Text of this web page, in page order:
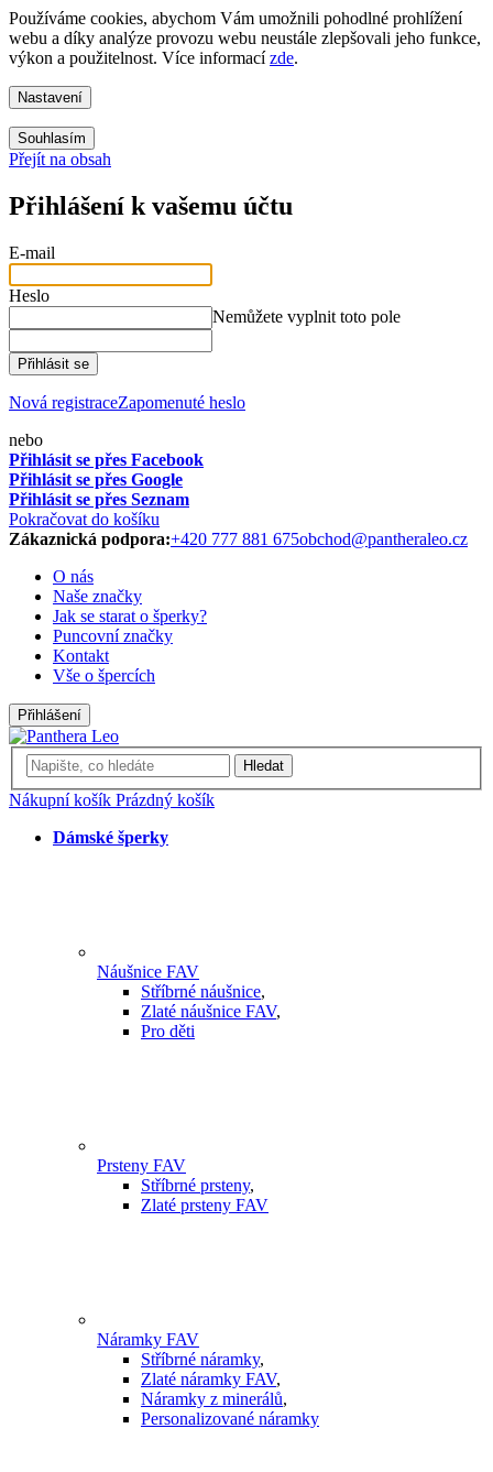
Používáme cookies, abychom Vám umožnili pohodlné prohlížení
webu a díky analýze provozu webu neustále zlepšovali jeho funkce,
výkon a použitelnost. Více informacízde.
Nastavení
Souhlasím
Přejít na obsah
Přihlášení k vašemu účtu
E-mail
Heslo
Nemůžete vyplnit toto pole
Přihlásit se
Nová registraceZapomenuté heslo
nebo
Přihlásit se přes Facebook
Přihlásit se přes Google
Přihlásit se přes Seznam
Pokračovat do košíku
Zákaznická podpora:+420 777 881 675obchod@pantheraleo.cz
O nás
Naše značky
Jak se starat o šperky?
Puncovní značky
Kontakt
Vše o špercích
Přihlášení
Hledat
Nákupní košík Prázdný košík
Dámské šperky
Náušnice FAV
Stříbrné náušnice,
Zlaté náušnice FAV,
Pro děti
Prsteny FAV
Stříbrné prsteny,
Zlaté prsteny FAV
Náramky FAV
Stříbrné náramky,
Zlaté náramky FAV,
Náramky z minerálů,
Personalizované náramky